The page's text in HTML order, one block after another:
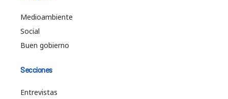
Medioambiente
Social
Buen gobierno
Secciones
Entrevistas